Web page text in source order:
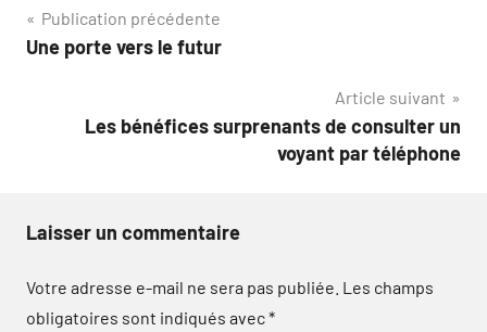
Navigation
de
Publication précédente
Une porte vers le futur
Article suivant
Les bénéfices surprenants de consulter un
voyant par téléphone
Laisser un commentaire
Votre adresse e-mail ne sera pas publiée. Les champs
obligatoires sont indiqués avec*